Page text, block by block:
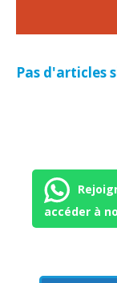
Pas d'articles
accéder à